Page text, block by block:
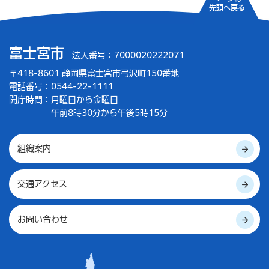
富士宮市 法人番号：7000020222071
〒418-8601 静岡県富士宮市弓沢町150番地
電話番号：0544-22-1111
開庁時間： 月曜日から金曜日
午前8時30分から午後5時15分
組織案内
交通アクセス
お問い合わせ
先頭へ戻る